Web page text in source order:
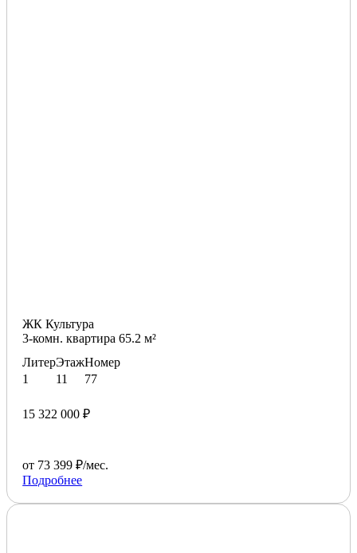
ЖК Культура
3-комн. квартира 65.2 м²
Литер
1
Этаж
11
Номер
77
15 322 000 ₽
от 73 399 ₽/мес.
Подробнее